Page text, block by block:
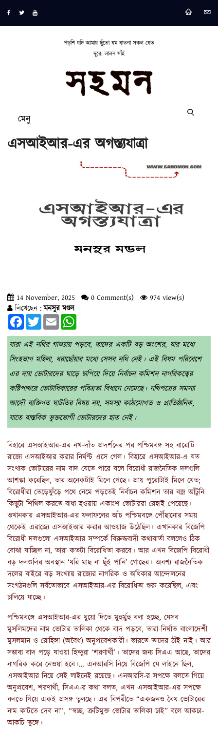
পড়শি যদি আমায় ছুঁতো যম যাতনা সকল যেত
দূরে: লালন সাঁই
মেনু
এসআইআর-এর অগস্ত্যযাত্রা
14 November, 2025 0 Comment(s)
974 view(s)
লিখেছেন :মনসুর মণ্ডল
FacebookTwitterEmail
যারা এই নথির গাড্ডায় পড়বে, তাদের একটি বড় অংশের, যার মধ্যে
সিংহভাগ মহিলা, ধরাছোঁয়ার মধ্যে সেসব নথি নেই। এই বিষম পরিবেশে
এর দায় ভোটারদের ঘাড়ে চাপিয়ে দিয়ে নির্বাচন কমিশন নাগরিকত্বের
কষ্টিপাথরে ভোটাধিকারের পবিত্রতা বিধানে নেমেছে। নথিপত্রের সমস্যা
আদৌ ব্যক্তিগত ঘাটতির বিষয় নয়, সমস্যা কাঠামোগত ও প্রাতিষ্ঠানিক,
যাতে বাস্তবিক ভুক্তভোগী ভোটারদের হাত নেই।
বিহারে এসআইআর-এর নখ-দাঁত প্রদর্শনের পর পশ্চিমবঙ্গ সহ বারোটি
রাজ্যে এসআইআর করার নির্ঘণ্ট এসে গেল। বিহারে এসআইআর-এ যত
সংখ্যক ভোটারের নাম বাদ যেতে পারে বলে বিরোধী রাজনৈতিক দলগুলি
আশঙ্কা করেছিল, তার অনেকটাই মিলে গেছে। প্রায় পুরোটাই মিলে যেত;
বিরোধীরা তেড়েফুঁড়ে পথে নেমে পড়তেই নির্বাচন কমিশন তার বজ্র আঁটুনি
কিছুটা শিথিল করতে বাধ্য হওয়ায় একাংশ ভোটাররা রেহাই পেয়েছে।
ওখানকার এসআইআর-এর ফলাফলের আঁচ পশ্চিমবঙ্গে পৌঁছানোর সময়
থেকেই এরাজ্যে এসআইআর করার আওয়াজ উঠেছিল। এখানকার বিজেপি
বিরোধী দলগুলো এসআইআর সম্পর্কে বিরুদ্ধবাদী কথাবার্তা বললেও ঠিক
বোঝা যাচ্ছিল না, তারা কতটা বিরোধিতা করবে। আর এখন বিজেপি বিরোধী
বড় দলগুলির অবস্থান ‘ধরি মাছ না ছুঁই পানি’ গোছের। অবশ্য রাজনৈতিক
দলের বাইরে বড় সংখ্যায় রাজ্যের নাগরিক ও অধিকার আন্দোলনের
সংগঠনগুলি সর্বতোভাবে এসআইআর-এর বিরোধিতা শুরু করেছিল, এবং
চালিয়ে যাচ্ছে।
পশ্চিমবঙ্গে এসআইআর-এর ধুয়ো দিতে মুহুর্মুহু বলা হচ্ছে, যেসব
মুসলিমদের নাম ভোটার তালিকা থেকে বাদ পড়বে, তারা নির্ঘাত বাংলাদেশী
মুসলমান ও রোহিঙ্গা (অবৈধ) অনুপ্রবেশকারী। ভারতে তাদের ঠাঁই নাই। আর
সম্ভাব্য বাদ পড়ে যাওয়া হিন্দুরা ‘শরণার্থী’। তাদের জন্য সিএএ আছে, তাদের
নাগরিক করে নেওয়া হবে।… এনআরসি নিয়ে বিজেপি যে লাইনে ছিল,
এসআইআর নিয়ে সেই লাইনেই রয়েছে। এনআরসি-র সপক্ষে বলতে গিয়ে
অনুপ্রবেশ, শরণার্থী, সিএএ-র কথা বলত, এখন এসআইআর-এর সপক্ষে
বলতে গিয়ে একই প্রসঙ্গ তুলছে। এর বিপরীতে “একজনও বৈধ ভোটারের
নাম কাটতে দেব না’’, “স্বচ্ছ, ত্রুটিমুক্ত ভোটার তালিকা চাই” বলে আকচা-
আকচি তুঙ্গে।